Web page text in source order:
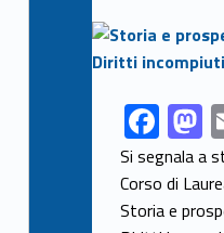
Link identifier archive #link-archive-thumb-soap-35530
Link identifier share facebook archive #share-link-archive-63909F
ac
e
Si segnala a
Corso di
Storia e